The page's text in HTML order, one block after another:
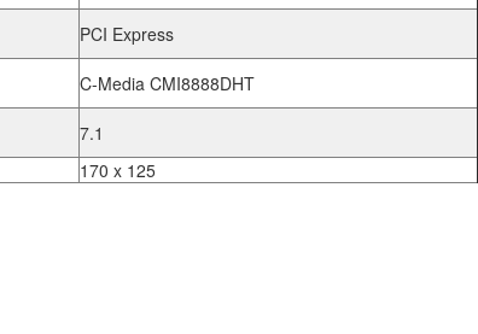
PCI Express
C-Media CMI8888DHT
7.1
170 x 125